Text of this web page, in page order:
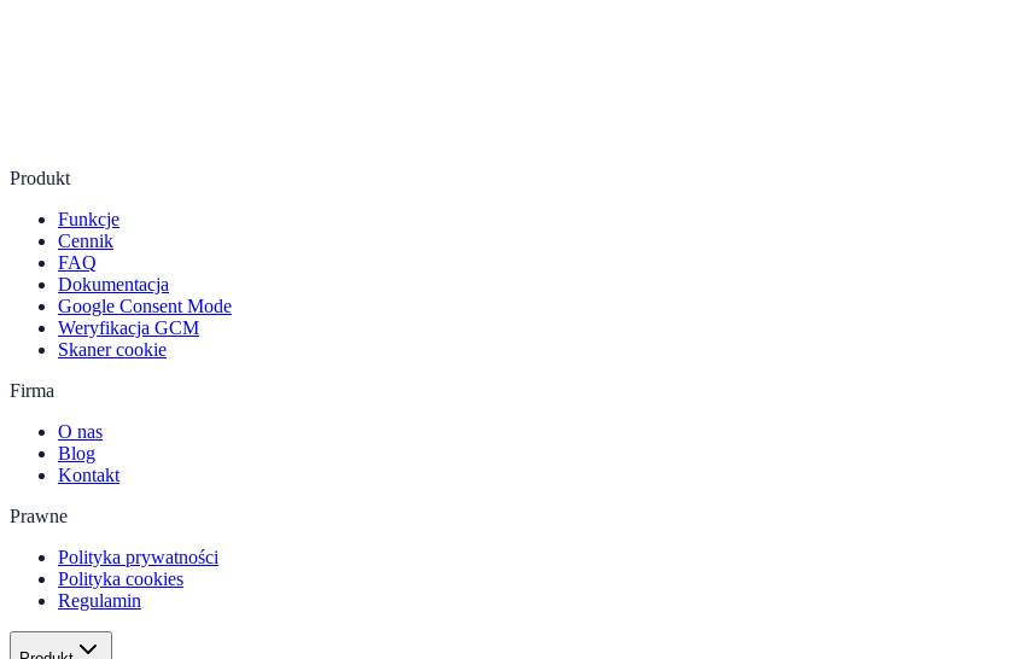
Produkt
Funkcje
Cennik
FAQ
Dokumentacja
Google Consent Mode
Weryfikacja GCM
Skaner cookie
Firma
O nas
Blog
Kontakt
Prawne
Polityka prywatności
Polityka cookies
Regulamin